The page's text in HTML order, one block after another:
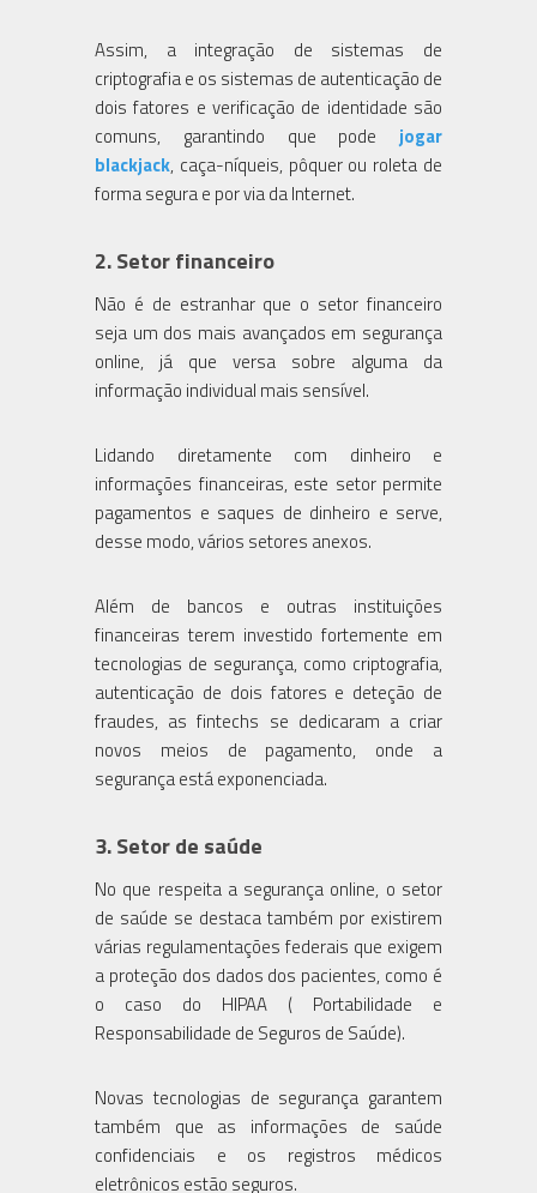
Assim, a integração de sistemas de
criptografia e os sistemas de autenticação de
dois fatores e verificação de identidade são
comuns, garantindo que pode jogar
blackjack, caça-níqueis, pôquer ou roleta de
forma segura e por via da Internet.
2.Setor financeiro
Não é de estranhar que o setor financeiro
seja um dos mais avançados em segurança
online, já que versa sobre alguma da
informação individual mais sensível.
Lidando diretamente com dinheiro e
informações financeiras, este setor permite
pagamentos e saques de dinheiro e serve,
desse modo, vários setores anexos.
Além de bancos e outras instituições
financeiras terem investido fortemente em
tecnologias de segurança, como criptografia,
autenticação de dois fatores e deteção de
fraudes, as fintechs se dedicaram a criar
novos meios de pagamento, onde a
segurança está exponenciada.
3.Setor de saúde
No que respeita a segurança online, o setor
de saúde se destaca também por existirem
várias regulamentações federais que exigem
a proteção dos dados dos pacientes, como é
o caso do HIPAA ( Portabilidade e
Responsabilidade de Seguros de Saúde).
Novas tecnologias de segurança garantem
também que as informações de saúde
confidenciais e os registros médicos
eletrônicos estão seguros.